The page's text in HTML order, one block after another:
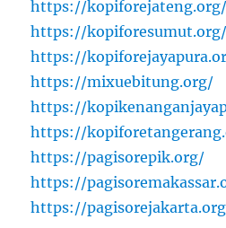
https://kopiforejateng.org/
https://kopiforesumut.org/
https://
https://mixuebitung.org/
https://
https://
https://pagisorepik.org/
https://
https://